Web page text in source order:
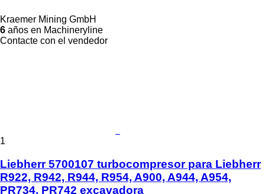
Kraemer Mining GmbH
6 años en Machineryline
Contacte con el vendedor
1
Liebherr 5700107 turbocompresor para Liebherr
R922, R942, R944, R954, A900, A944, A954,
PR734, PR742 excavadora